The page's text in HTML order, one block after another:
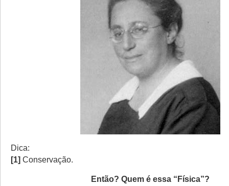
Dica:
[1] Conservação.
Então? Quem é essa “Física”?